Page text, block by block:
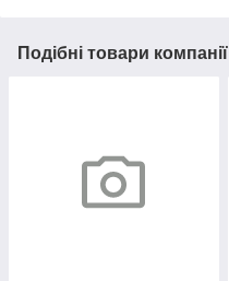
Подібні товари компанії